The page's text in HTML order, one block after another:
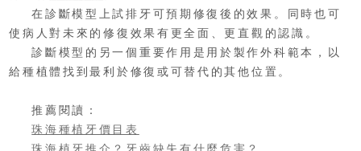
在診斷模型上試排牙可預期修復後的效果。同時也可
使病人對未來的修復效果有更全面、更直觀的認識。
診斷模型的另一個重要作用是用於製作外科範本，以
給種植體找到最利於修復或可替代的其他位置。
推薦閱讀：
珠海種植牙價目表